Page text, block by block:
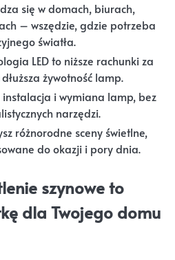
się w domach, biurach,
– wszędzie, gdzie potrzeba
światła.
LED to niższe rachunki za
żywotność lamp.
instalacja i wymiana lamp, bez
narzędzi.
różnorodne sceny świetlne,
do okazji i pory dnia.
szynowe to
dla Twojego domu